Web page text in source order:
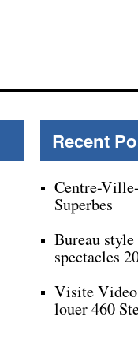
Recent
Centre-
Superbes
Bureau
spectacles
Visite
louer 460